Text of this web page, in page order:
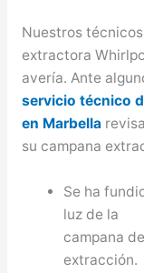
Nuestros
extractora
avería. Ante
servicio técnico
en Marbella
su campana
Se ha
luz de la
campana de
extracción.